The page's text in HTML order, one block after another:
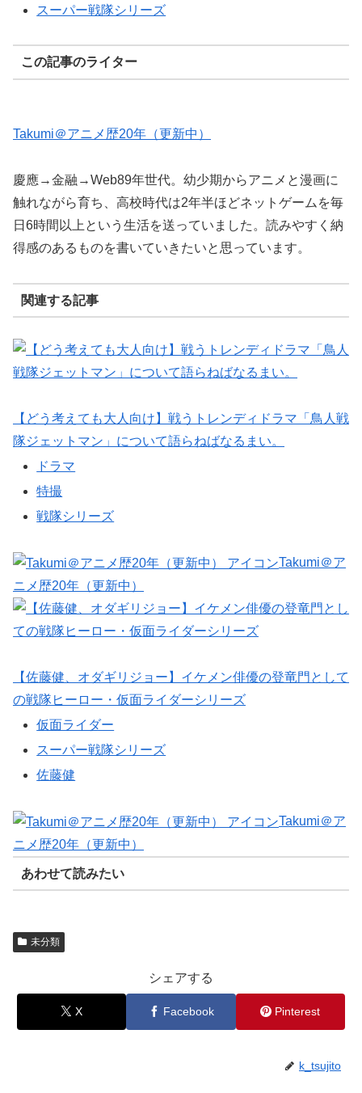
スーパー戦隊シリーズ
この記事のライター
Takumi＠アニメ歴20年（更新中）
慶應→金融→Web89年世代。幼少期からアニメと漫画に
触れながら育ち、高校時代は2年半ほどネットゲームを毎
日6時間以上という生活を送っていました。読みやすく納
得感のあるものを書いていきたいと思っています。
関連する記事
【どう考えても大人向け】戦うトレンディドラマ「鳥人戦
隊ジェットマン」について語らねばなるまい。
ドラマ
特撮
戦隊シリーズ
Takumi＠ア
ニメ歴20年（更新中）
【佐藤健、オダギリジョー】イケメン俳優の登竜門として
の戦隊ヒーロー・仮面ライダーシリーズ
仮面ライダー
スーパー戦隊シリーズ
佐藤健
Takumi＠ア
ニメ歴20年（更新中）
あわせて読みたい
未分類
シェアする
X Facebook Pinterest
k_tsujito